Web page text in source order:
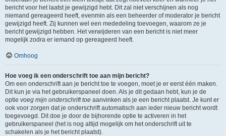
bericht voor het laatst je gewijzigd hebt. Dit zal niet verschijnen als nog
niemand gereageerd heeft, evenmin als een beheerder of moderator je bericht
gewijzigd heeft. Zij kunnen wel een mededeling toevoegen, waarom ze je
bericht gewijzigd hebben. Het verwijderen van een bericht is niet meer
mogelijk zodra er iemand op gereageerd heeft.
Omhoog
Hoe voeg ik een onderschrift toe aan mijn bericht?
Om een onderschrift aan je bericht toe te voegen, moet je er eerst één maken.
Dit kun je via het gebruikerspaneel doen. Als je dit gedaan hebt, kun je de
optie voeg mijn onderschrift toe aanvinken als je een bericht plaatst. Je kunt er
ook voor zorgen dat je onderschrift automatisch aan ieder nieuw bericht wordt
toegevoegd. Dit doe je door de bijhorende optie te activeren in het
gebruikerspaneel (het is nog altijd mogelijk om het onderschrift uit te
schakelen als je het bericht plaatst).